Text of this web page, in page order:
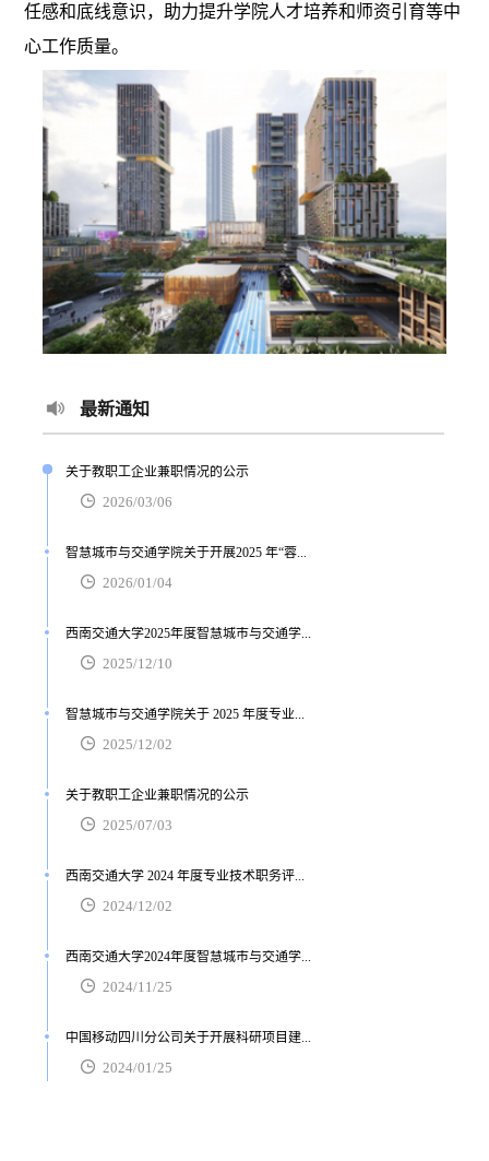
任感和底线意识，助力提升学院人才培养和师资引育等中
心工作质量。
最新通知
关于教职工企业兼职情况的公示
2026/03/06
智慧城市与交通学院关于开展2025 年“蓉...
2026/01/04
西南交通大学2025年度智慧城市与交通学...
2025/12/10
智慧城市与交通学院关于 2025 年度专业...
2025/12/02
关于教职工企业兼职情况的公示
2025/07/03
西南交通大学 2024 年度专业技术职务评...
2024/12/02
西南交通大学2024年度智慧城市与交通学...
2024/11/25
中国移动四川分公司关于开展科研项目建...
2024/01/25